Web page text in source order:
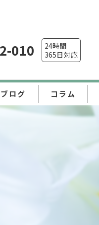
010
24時間
365日対応
ブログ コラム